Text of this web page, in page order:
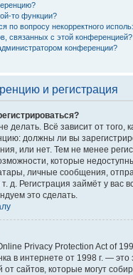
то функции?
по вопросу некорректного
связанных с этой конференцией?
конференции?
и регистрация
делать. Всё зависит от того,
должны ли вы
или нет. Тем не менее
которые
личные сообщения,
д. Регистрация займёт у вас
это сделать.
Privacy Protection Act of
в интернете от 1998 г. —
сайтов, которые могут